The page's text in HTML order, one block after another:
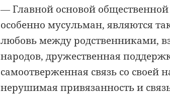
― Главной основой
особенно мусульман, являются
любовь между родственниками,
народов, дружественная
самоотверженная связь со своей
нерушимая привязанность и